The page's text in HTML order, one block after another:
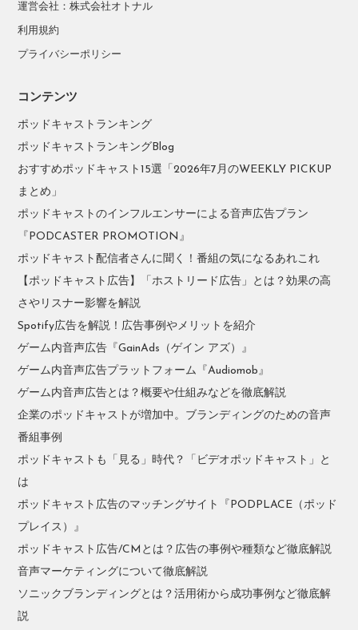
運営会社：株式会社オトナル
利用規約
プライバシーポリシー
コンテンツ
ポッドキャストランキング
ポッドキャストランキングBlog
おすすめポッドキャスト15選「2026年7月のWEEKLY PICKUP
まとめ」
ポッドキャストのインフルエンサーによる音声広告プラン
『PODCASTER PROMOTION』
ポッドキャスト配信者さんに聞く！番組の気になるあれこれ
【ポッドキャスト広告】「ホストリード広告」とは？効果の高
さやリスナー影響を解説
Spotify広告を解説！広告事例やメリットを紹介
ゲーム内音声広告『GainAds（ゲイン アズ）』
ゲーム内音声広告プラットフォーム『Audiomob』
ゲーム内音声広告とは？概要や仕組みなどを徹底解説
企業のポッドキャストが増加中。ブランディングのための音声
番組事例
ポッドキャストも「見る」時代？「ビデオポッドキャスト」と
は
ポッドキャスト広告のマッチングサイト『PODPLACE（ポッド
プレイス）』
ポッドキャスト広告/CMとは？広告の事例や種類など徹底解説
音声マーケティングについて徹底解説
ソニックブランディングとは？活用術から成功事例など徹底解
説